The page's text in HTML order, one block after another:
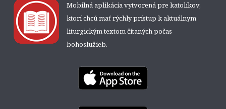
Mobilná aplikácia vytvorená pre katolíkov,
ktorí chcú mať rýchly prístup k aktuálnym
liturgickým textom čítaných počas
bohoslužieb.